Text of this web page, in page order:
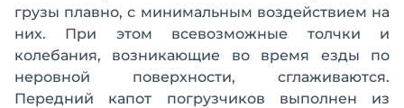
грузы плавно, с минимальным воздействием на
них. При этом всевозможные толчки и
колебания, возникающие во время езды по
неровной поверхности, сглаживаются.
Передний капот погрузчиков выполнен из